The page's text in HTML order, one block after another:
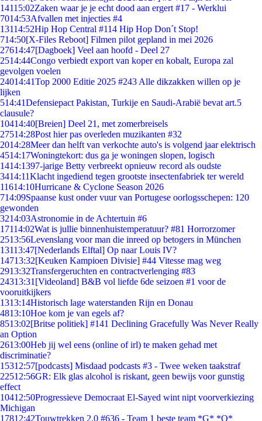
14115:02Zaken waar je je echt dood aan ergert #17 - Werklui
7014:53Afvallen met injecties #4
13114:52Hip Hop Central #114 Hip Hop Don´t Stop!
714:50[X-Files Reboot] Filmen pilot gepland in mei 2026
27614:47[Dagboek] Veel aan hoofd - Deel 27
2514:44Congo verbiedt export van koper en kobalt, Europa zal
gevolgen voelen
24014:41Top 2000 Editie 2025 #243 Alle dikzakken willen op je
lijken
514:41Defensiepact Pakistan, Turkije en Saudi-Arabië bevat art.5
clausule?
10414:40[Breien] Deel 21, met zomerbreisels
27514:28Post hier pas overleden muzikanten #32
2014:28Meer dan helft van verkochte auto's is volgend jaar elektrisch
4514:17Woningtekort: dus ga je woningen slopen, logisch
1414:1397-jarige Betty verbreekt opnieuw record als oudste
3414:11Klacht ingediend tegen grootste insectenfabriek ter wereld
11614:10Hurricane & Cyclone Season 2026
714:09Spaanse kust onder vuur van Portugese oorlogsschepen: 120
gewonden
3214:03Astronomie in de Achtertuin #6
17114:02Wat is jullie binnenhuistemperatuur? #81 Horrorzomer
2513:56Levenslang voor man die inreed op betogers in München
13113:47[Nederlands Elftal] Op naar Louis IV?
14713:32[Keuken Kampioen Divisie] #44 Vitesse mag weg
2913:32Transfergeruchten en contractverlenging #83
24313:31 [Videoland] B&B vol liefde 6de seizoen #1 voor de
vooruitkijkers
1313:14Historisch lage waterstanden Rijn en Donau
4813:10Hoe kom je van egels af?
8513:02[Britse politiek] #141 Declining Gracefully Was Never Really
an Option
2613:00Heb jij wel eens (online of irl) te maken gehad met
discriminatie?
15312:57[podcasts] Misdaad podcasts #3 - Twee weken taakstraf
22512:56GR: Elk glas alcohol is riskant, geen bewijs voor gunstig
effect
10412:50Progressieve Democraat El-Sayed wint nipt voorverkiezing
Michigan
17812:42Touwtrekken 2.0 #636 - Team 1 beste team *G* *O*